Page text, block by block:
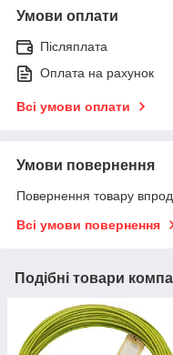
Умови оплати
Післяплата
Оплата на рахунок
Всі умови оплати
Умови повернення
Повернення товару
Всі умови повернення
Подібні товари